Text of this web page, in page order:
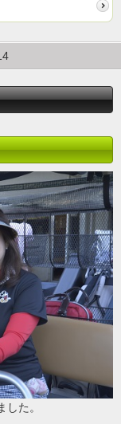
た。